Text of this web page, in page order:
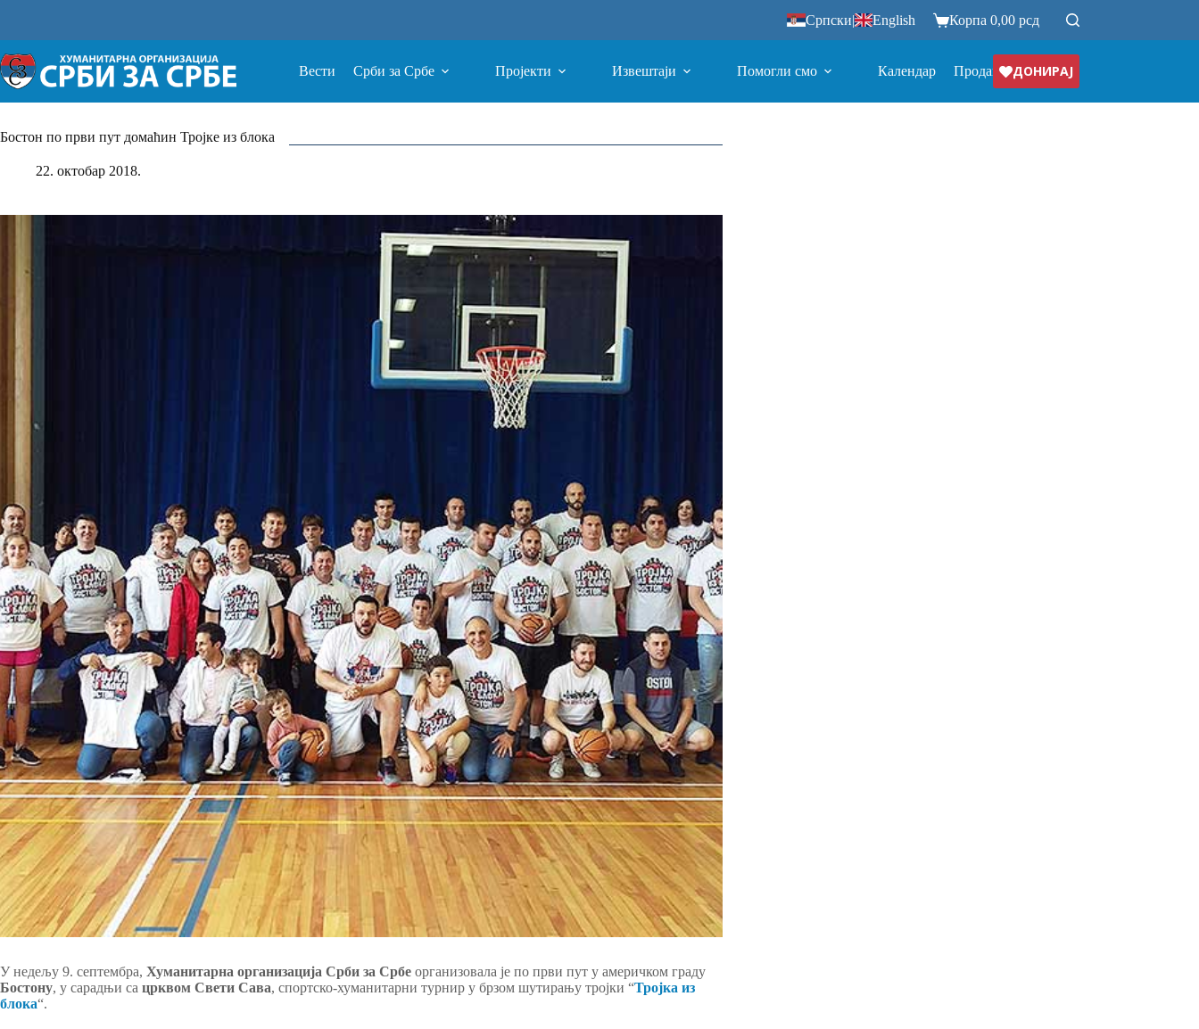
Српски| English Корпа 0,00 рсд
Вести Срби за Србе Пројекти Извештаји Помогли смо Календар ПродавницаДОНИРАЈ
Бостон по први пут домаћин Тројке из блока
22. октобар 2018.
У недељу 9. септембра, Хуманитарна организација Срби за Србе организовала је по први пут у америчком граду
Бостону, у сарадњи са црквом Свети Сава, спортско-хуманитарни турнир у брзом шутирању тројки “Тројка из
блока“.